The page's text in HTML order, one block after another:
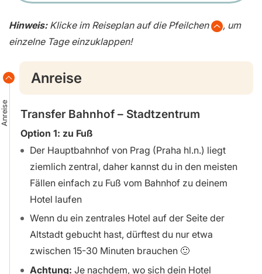
Hinweis: Klicke im Reiseplan auf die Pfeilchen
, um
einzelne Tage einzuklappen!
Anreise
Anreise
Transfer Bahnhof – Stadtzentrum
Option 1: zu Fuß
Der Hauptbahnhof von Prag (Praha hl.n.) liegt
ziemlich zentral, daher kannst du in den meisten
Fällen einfach zu Fuß vom Bahnhof zu deinem
Hotel laufen
Wenn du ein zentrales Hotel auf der Seite der
Altstadt gebucht hast, dürftest du nur etwa
zwischen 15-30 Minuten brauchen 🙂
Achtung: Je nachdem, wo sich dein Hotel